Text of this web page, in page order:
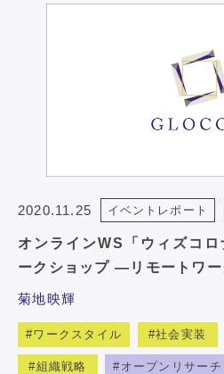
2020.11.25 イベントレポート
オンラインWS「ウィズコ
ークショップ ―リモートワー
菊地映輝
ワークスタイル 社会実装
組織戦略 オープンリサー